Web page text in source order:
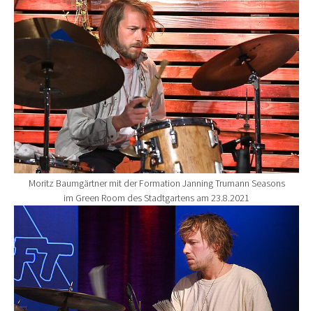
Moritz Baumgärtner mit der Formation Janning Trumann Seasons
im Green Room des Stadtgartens am 23.8.2021
Show larger version for: